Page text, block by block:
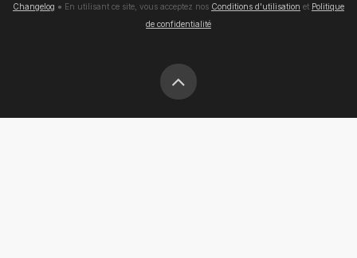
Changelog ● En utilisant ce site, vous acceptez nos Conditions d'utilisation et Politique
de confidentialité